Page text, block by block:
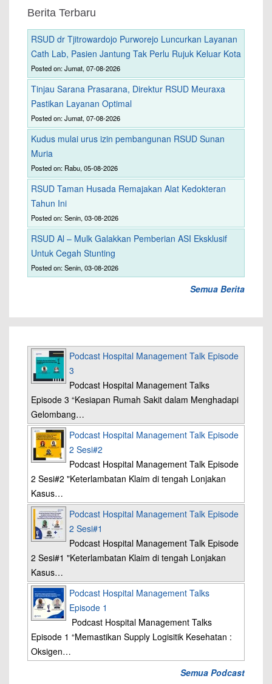
Berita Terbaru
RSUD dr Tjitrowardojo Purworejo Luncurkan Layanan
Cath Lab, Pasien Jantung Tak Perlu Rujuk Keluar Kota
Posted on: Jumat, 07-08-2026
Tinjau Sarana Prasarana, Direktur RSUD Meuraxa
Pastikan Layanan Optimal
Posted on: Jumat, 07-08-2026
Kudus mulai urus izin pembangunan RSUD Sunan
Muria
Posted on: Rabu, 05-08-2026
RSUD Taman Husada Remajakan Alat Kedokteran
Tahun Ini
Posted on: Senin, 03-08-2026
RSUD Al – Mulk Galakkan Pemberian ASI Eksklusif
Untuk Cegah Stunting
Posted on: Senin, 03-08-2026
Semua Berita
Podcast Hospital Management Talk Episode
3
Podcast Hospital Management Talks
Episode 3 “Kesiapan Rumah Sakit dalam Menghadapi
Gelombang…
Podcast Hospital Management Talk Episode
2 Sesi#2
Podcast Hospital Management Talk Episode
2 Sesi#2 "Keterlambatan Klaim di tengah Lonjakan
Kasus…
Podcast Hospital Management Talk Episode
2 Sesi#1
Podcast Hospital Management Talk Episode
2 Sesi#1 "Keterlambatan Klaim di tengah Lonjakan
Kasus…
Podcast Hospital Management Talks
Episode 1
Podcast Hospital Management Talks
Episode 1 “Memastikan Supply Logisitik Kesehatan :
Oksigen…
Semua Podcast